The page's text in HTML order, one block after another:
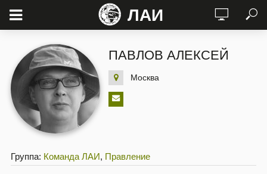
ЛАИ
ПАВЛОВ АЛЕКСЕЙ
Москва
Группа: Команда ЛАИ, Правление